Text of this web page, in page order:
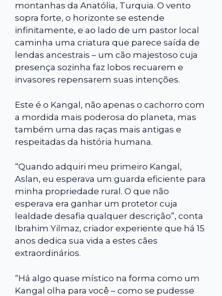
montanhas da Anatólia, Turquia. O vento
sopra forte, o horizonte se estende
infinitamente, e ao lado de um pastor local
caminha uma criatura que parece saída de
lendas ancestrais – um cão majestoso cuja
presença sozinha faz lobos recuarem e
invasores repensarem suas intenções.
Este é o Kangal, não apenas o cachorro com
a mordida mais poderosa do planeta, mas
também uma das raças mais antigas e
respeitadas da história humana.
“Quando adquiri meu primeiro Kangal,
Aslan, eu esperava um guarda eficiente para
minha propriedade rural. O que não
esperava era ganhar um protetor cuja
lealdade desafia qualquer descrição”, conta
Ibrahim Yilmaz, criador experiente que há 15
anos dedica sua vida a estes cães
extraordinários.
“Há algo quase místico na forma como um
Kangal olha para você – como se pudesse